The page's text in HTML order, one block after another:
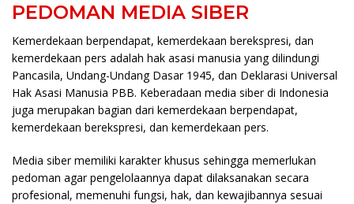
PEDOMAN MEDIA SIBER
Kemerdekaan berpendapat, kemerdekaan berekspresi, dan
kemerdekaan pers adalah hak asasi manusia yang dilindungi
Pancasila, Undang-Undang Dasar 1945, dan Deklarasi Universal
Hak Asasi Manusia PBB. Keberadaan media siber di Indonesia
juga merupakan bagian dari kemerdekaan berpendapat,
kemerdekaan berekspresi, dan kemerdekaan pers.
Media siber memiliki karakter khusus sehingga memerlukan
pedoman agar pengelolaannya dapat dilaksanakan secara
profesional, memenuhi fungsi, hak, dan kewajibannya sesuai